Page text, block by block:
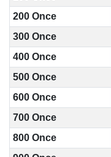
200 Once
300 Once
400 Once
500 Once
600 Once
700 Once
800 Once